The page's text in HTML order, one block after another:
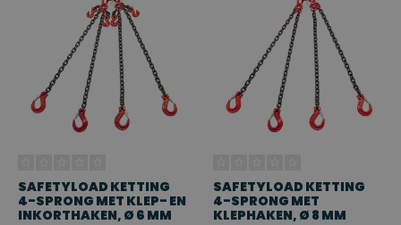
SAFETYLOAD KETTING
4-SPRONG MET KLEP- EN
INKORTHAKEN, Ø 6 MM
SAFETYLOAD KETTING
4-SPRONG MET
KLEPHAKEN, Ø 8 MM